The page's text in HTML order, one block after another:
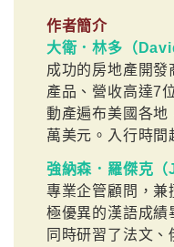
作者簡介
大衛．林多（
成功的房地產開
產品、營收高達7
動產遍布美國各
萬美元。入行時間
強納森．羅傑克
專業企管顧問，兼
極優異的漢語成績
同時研習了法文